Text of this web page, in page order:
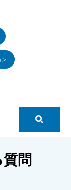
ン
問